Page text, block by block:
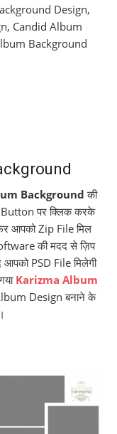
Design,
Candid Album
Background
Background की
Button पर क्लिक करके
आपको Zip File मिल
की मदद से ज़िप
आपको PSD File मिलेगी
Karizma Album
Design बनाने के